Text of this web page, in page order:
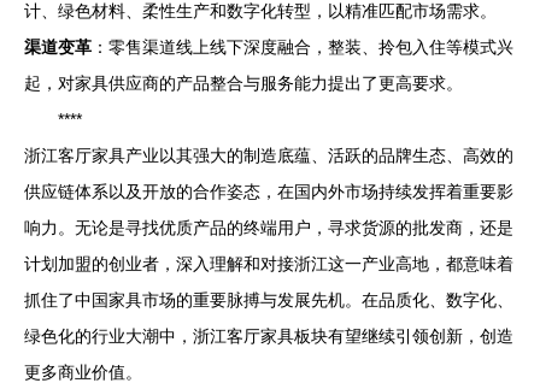
计、绿色材料、柔性生产和数字化转型，以精准匹配市场需求。
渠道变革 ：零售渠道线上线下深度融合，整装、拎包入住等模式兴
起，对家具供应商的产品整合与服务能力提出了更高要求。
****
浙江客厅家具产业以其强大的制造底蕴、活跃的品牌生态、高效的
供应链体系以及开放的合作姿态，在国内外市场持续发挥着重要影
响力。无论是寻找优质产品的终端用户，寻求货源的批发商，还是
计划加盟的创业者，深入理解和对接浙江这一产业高地，都意味着
抓住了中国家具市场的重要脉搏与发展先机。在品质化、数字化、
绿色化的行业大潮中，浙江客厅家具板块有望继续引领创新，创造
更多商业价值。